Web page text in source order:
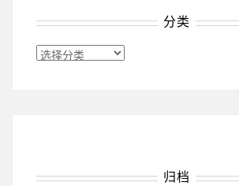
分类
分
归档